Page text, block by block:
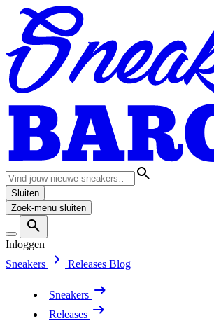
Sluiten
Zoek-menu sluiten
Inloggen
Sneakers
Releases Blog
Sneakers
Releases